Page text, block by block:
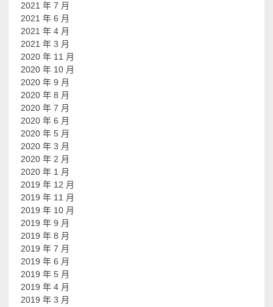
2021 年 7 月
2021 年 6 月
2021 年 4 月
2021 年 3 月
2020 年 11 月
2020 年 10 月
2020 年 9 月
2020 年 8 月
2020 年 7 月
2020 年 6 月
2020 年 5 月
2020 年 3 月
2020 年 2 月
2020 年 1 月
2019 年 12 月
2019 年 11 月
2019 年 10 月
2019 年 9 月
2019 年 8 月
2019 年 7 月
2019 年 6 月
2019 年 5 月
2019 年 4 月
2019 年 3 月